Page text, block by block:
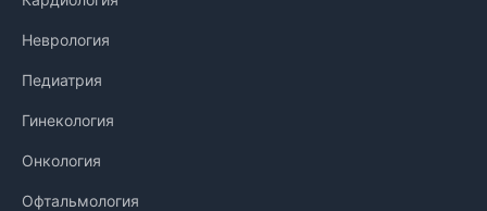
Неврология
Педиатрия
Гинекология
Онкология
Офтальмология